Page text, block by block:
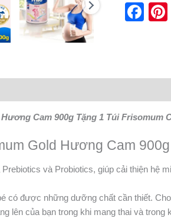
Cam 900g Tặng 1 Túi Frisomum
Gold Hương Cam 900g
và Probiotics, giúp cải thiện hệ
có được những dưỡng chất cần thiết.
lên của bạn trong khi mang thai và trong